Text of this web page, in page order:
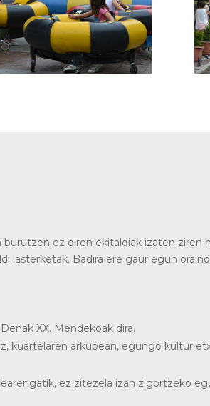
ez diren ekitaldiak izaten ziren
lasterketak. Badira ere gaur egun
XX. Mendekoak dira.
kuartelaren arkupean, egungo kultur
ez zitezela izan zigortzeko